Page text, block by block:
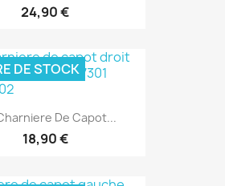
24,90 €
De Capot...
18,90 €
DE STOCK